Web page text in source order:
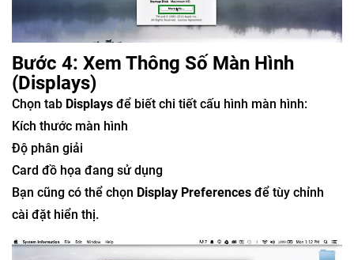
Bước 4: Xem Thông Số Màn Hình
(Displays)
Chọn tab Displays để biết chi tiết cấu hình màn hình:
Kích thước màn hình
Độ phân giải
Card đồ họa đang sử dụng
Bạn cũng có thể chọn Display Preferences để tùy chỉnh
cài đặt hiển thị.